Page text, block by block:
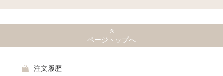
ページトップへ
注文履歴